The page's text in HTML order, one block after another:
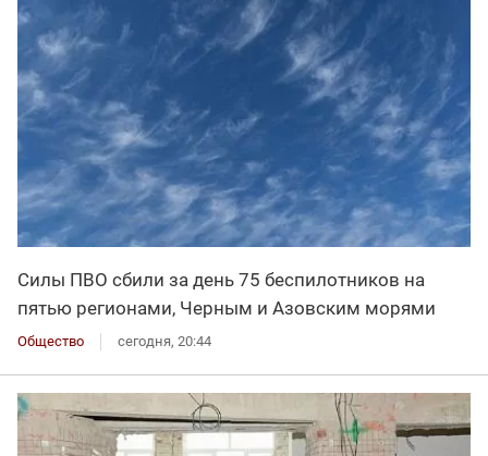
Силы ПВО сбили за день 75 беспилотников на
пятью регионами, Черным и Азовским морями
Общество сегодня, 20:44